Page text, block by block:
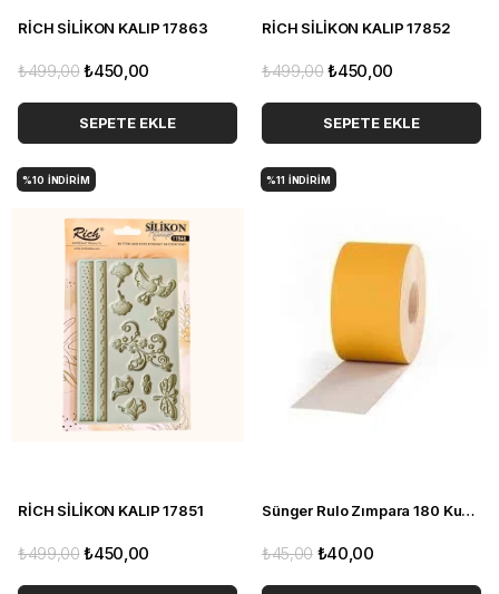
RİCH SİLİKON KALIP 17863
₺450,00
₺499,00
SEPETE EKLE
RİCH SİLİKON KALIP 17852
₺450,00
₺499,00
SEPETE EKLE
RİCH SİLİKON KALIP 17851
₺450,00
₺499,00
%10 İNDIRIM
Sünger Rulo Zımpara 180 Kum 20 cm
₺40,00
₺45,00
%11 İNDIRIM